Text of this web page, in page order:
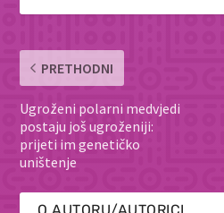
PRETHODNI
Ugroženi polarni medvjedi
postaju još ugroženiji:
prijeti im genetičko
uništenje